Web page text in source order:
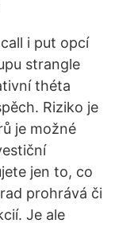
i put opcí
strangle
théta
Riziko je
je možné
jen to, co
prohrává či
Je ale